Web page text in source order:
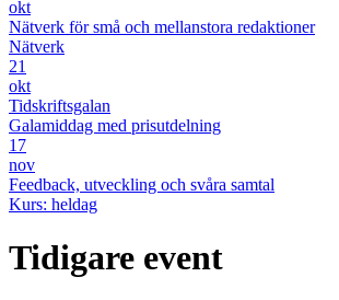
okt
Nätverk för små och mellanstora redaktioner
Nätverk
21
okt
Tidskriftsgalan
Galamiddag med prisutdelning
17
nov
Feedback, utveckling och svåra samtal
Kurs: heldag
Tidigare event